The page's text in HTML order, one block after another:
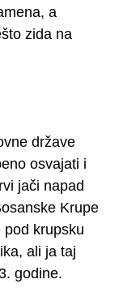
a
zida na
države
osvajati i
jači napad
Krupe
pod krupsku
ali ja taj
godine.